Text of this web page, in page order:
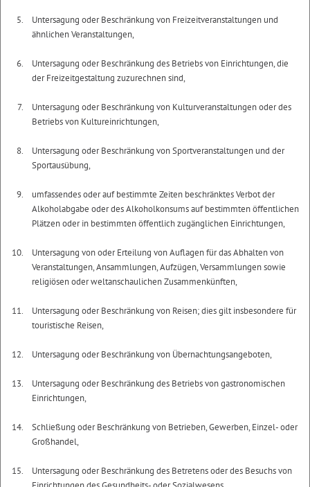
Untersagung oder Beschränkung von Freizeitveranstaltungen und
ähnlichen Veranstaltungen,
Untersagung oder Beschränkung des Betriebs von Einrichtungen, die
der Freizeitgestaltung zuzurechnen sind,
Untersagung oder Beschränkung von Kulturveranstaltungen oder des
Betriebs von Kultureinrichtungen,
Untersagung oder Beschränkung von Sportveranstaltungen und der
Sportausübung,
umfassendes oder auf bestimmte Zeiten beschränktes Verbot der
Alkoholabgabe oder des Alkoholkonsums auf bestimmten öffentlichen
Plätzen oder in bestimmten öffentlich zugänglichen Einrichtungen,
Untersagung von oder Erteilung von Auflagen für das Abhalten von
Veranstaltungen, Ansammlungen, Aufzügen, Versammlungen sowie
religiösen oder weltanschaulichen Zusammenkünften,
Untersagung oder Beschränkung von Reisen; dies gilt insbesondere für
touristische Reisen,
Untersagung oder Beschränkung von Übernachtungsangeboten,
Untersagung oder Beschränkung des Betriebs von gastronomischen
Einrichtungen,
Schließung oder Beschränkung von Betrieben, Gewerben, Einzel- oder
Großhandel,
Untersagung oder Beschränkung des Betretens oder des Besuchs von